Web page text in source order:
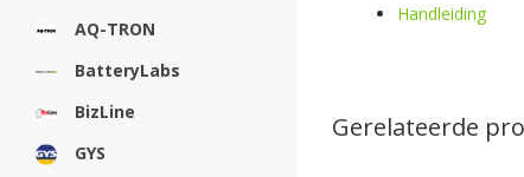
AQ-TRON
BatteryLabs
BizLine
GYS
Handleiding
Gerelateerde